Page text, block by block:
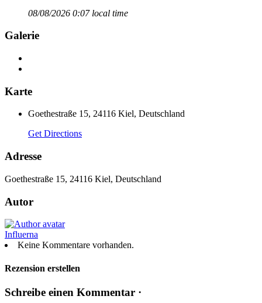
08/08/2026 0:07 local time
Galerie
Karte
Goethestraße 15, 24116 Kiel, Deutschland
Get Directions
Adresse
Goethestraße 15, 24116 Kiel, Deutschland
Autor
Influerna
Keine Kommentare vorhanden.
Rezension erstellen
Schreibe einen Kommentar ·